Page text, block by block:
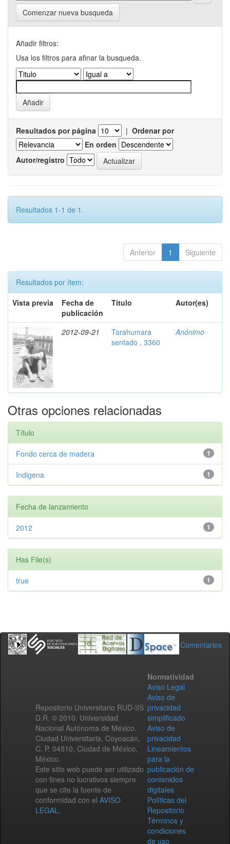
Comenzar nueva busqueda
Añadir filtros:
Usa los filtros para afinar la busqueda.
Resultados por página | Ordenar por
En orden
Autor/registro
Resultados 1-1 de 1.
Anterior 1 Siguiente
Resultados por ítem:
Vista previa
Fecha de
publicación
Título Autor(es)
2012-09-21
Tarahumara
sentado , 3360
Anónimo
Otras opciones relacionadas
Título
1
Fondo cerca de madera
1
Indigena
Fecha de lanzamiento
1
2012
Has File(s)
1
true
Comentarios
Repositorio Universitario RUD-IIS
D.R. © 2010. Universidad
Nacional Autónoma de México.
Ciudad Universitaria, Coyoacán,
C. P. 04510, Ciudad de México,
México.
Este sitio web puede ser utilizado
con fines no lucrativos siempre
que se cite la fuente de
conformidad con el AVISO
LEGAL.
Normatividad
Aviso Legal
Aviso de
privacidad
simplificado
Aviso de
privacidad
Lineamientos
para la
publicación de
contenidos
digitales
Políticas del
Repositorio
Términos y
condiciones
de uso